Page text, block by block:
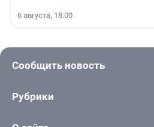
6 августа, 18:00
Сообщить новость
Рубрики